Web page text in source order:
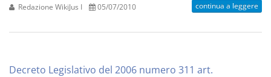
Redazione WikiJus I 05/07/2010 continua a leggere
Decreto Legislativo del 2006 numero 311 art.